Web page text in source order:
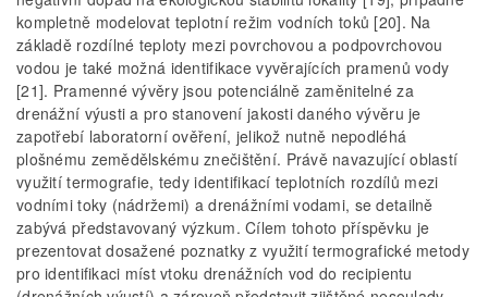
kompletně modelovat teplotní režim vodních toků [20]. Na
základě rozdílné teploty mezi povrchovou a podpovrchovou
vodou je také možná identifikace vyvěrajících pramenů vody
[21]. Pramenné vývěry jsou potenciálně zaměnitelné za
drenážní výusti a pro stanovení jakosti daného vývěru je
zapotřebí laboratorní ověření, jelikož nutně nepodléhá
plošnému zemědělskému znečištění. Právě navazující oblastí
využití termografie, tedy identifikací teplotních rozdílů mezi
vodními toky (nádržemi) a drenážními vodami, se detailně
zabývá představovaný výzkum. Cílem tohoto příspěvku je
prezentovat dosažené poznatky z využití termografické metody
pro identifikaci míst vtoku drenážních vod do recipientu